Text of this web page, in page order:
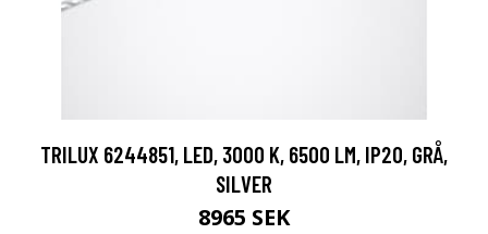
TRILUX 6244851, LED, 3000 K, 6500 LM, IP20, GRÅ,
SILVER
8965 SEK